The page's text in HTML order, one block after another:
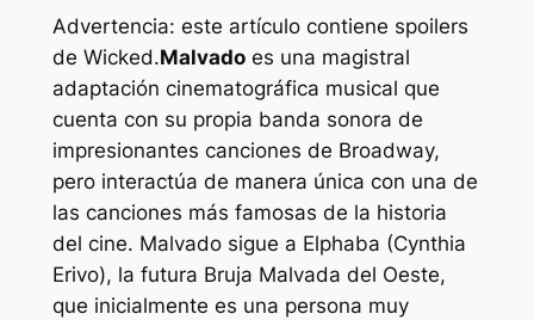
Advertencia: este artículo contiene spoilers
de Wicked.Malvadoes una magistral
adaptación cinematográfica musical que
cuenta con su propia banda sonora de
impresionantes canciones de Broadway,
pero interactúa de manera única con una de
las canciones más famosas de la historia
del cine. Malvadosigue a Elphaba (Cynthia
Erivo), la futura Bruja Malvada del Oeste,
que inicialmente es una persona muy